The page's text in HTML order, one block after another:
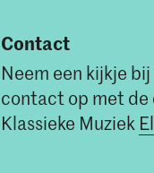
Contact
Neem een kijkje
contact op met
Klassieke Muziek